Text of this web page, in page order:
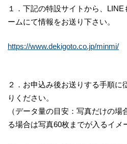
１．下記の特設サイトから、
ームにて情報をお送り下さい。
https://www.dekigoto.co.jp/minmi/
２．お申込み後お送りする手順に
りください。
（データ量の目安：写真だけの場
る場合は写真60枚までが入るイメ